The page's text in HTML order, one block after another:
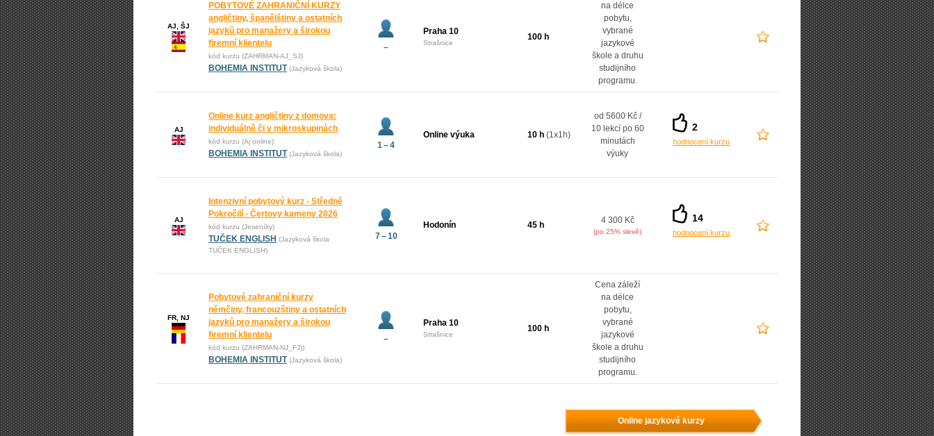
AJ, ŠJ
POBYTOVÉ ZAHRANIČNÍ KURZY
angličtiny, španělštiny a ostatních
jazyků pro manažery a širokou
firemní klientelu
kód kurzu (ZAHRMAN-AJ_SJ)
BOHEMIA INSTITUT (Jazyková škola)
–
Praha 10
Strašnice
100 h
na délce
pobytu,
vybrané
jazykové
škole a druhu
studijního
programu.
AJ
Online kurz angličtiny z domova:
individuálně či v mikroskupinách
kód kurzu (Aj online)
BOHEMIA INSTITUT (Jazyková škola)
1 – 4
Online výuka 10 h (1x1h)
od 5600 Kč /
10 lekcí po 60
minutách
výuky
2
hodnocení kurzu
AJ
Intenzivní pobytový kurz - Středně
Pokročilí - Čertovy kameny 2026
kód kurzu (Jeseníky)
TUČEK ENGLISH (Jazyková škola
TUČEK ENGLISH)
7 – 10
Hodonín 45 h 4 300 Kč
(po 25% slevě)
14
hodnocení kurzu
FR, NJ
Pobytové zahraniční kurzy
němčiny, francouzštiny a ostatních
jazyků pro manažery a širokou
firemní klientelu
kód kurzu (ZAHRMAN-NJ_FJ))
BOHEMIA INSTITUT (Jazyková škola)
–
Praha 10
Strašnice
100 h
Cena záleží
na délce
pobytu,
vybrané
jazykové
škole a druhu
studijního
programu.
Online jazykové kurzy